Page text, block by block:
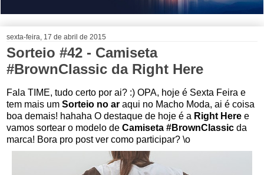
sexta-feira, 17 de abril de 2015
Sorteio #42 - Camiseta
#BrownClassic da Right Here
Fala TIME, tudo certo por ai? :) OPA, hoje é Sexta Feira e
tem mais um Sorteio no ar aqui no Macho Moda, ai é coisa
boa demais! hahaha O destaque de hoje é a Right Here e
vamos sortear o modelo de Camiseta #BrownClassic da
marca! Bora pro post ver como participar? \o